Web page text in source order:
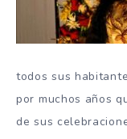
todos sus
por muchos años
de sus